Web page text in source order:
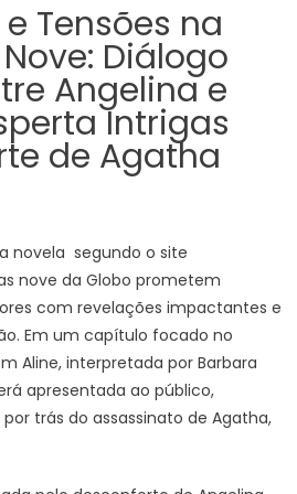
Tensões na
Diálogo
Angelina e
Intrigas
de Agatha
novela segundo o site
nove da Globo prometem
com revelações impactantes e
Em um capítulo focado no
Aline, interpretada por Barbara
apresentada ao público,
trás do assassinato de Agatha,